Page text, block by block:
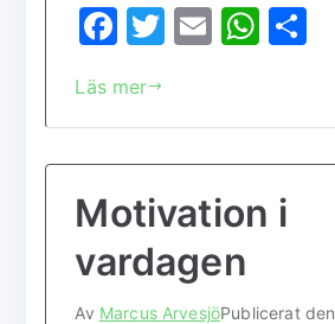
F
c
e
b
o
o
k
T
te
r
E
l
W
s
A
p
Läs mer
Motivation i
vardagen
Av Marcus ArvesjöPublicerat den